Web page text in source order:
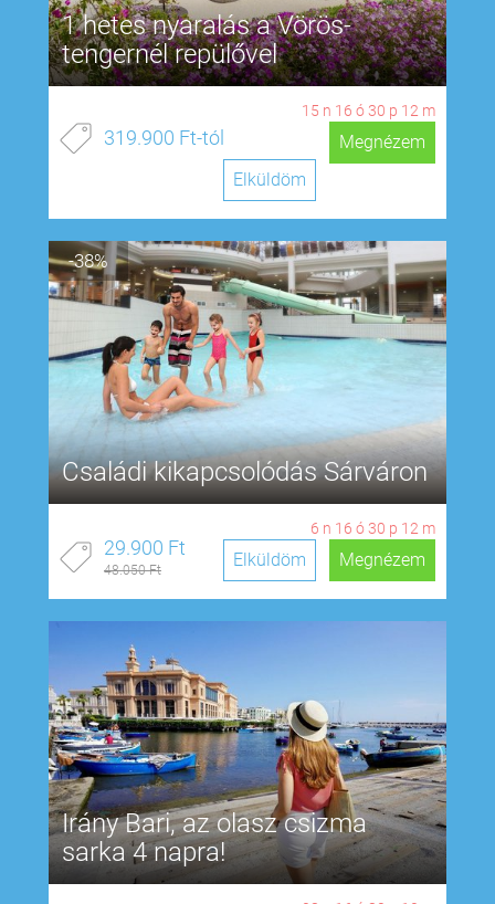
1 hetes nyaralás a Vörös-
tengernél repülővel
15 n 16 ó30 p 11 m
319.900 Ft-tól
Megnézem
Elküldöm
-38%
Családi kikapcsolódás Sárváron
6 n 16 ó30 p 11 m
29.900 Ft
48.050 Ft Megnézem
Elküldöm
Irány Bari, az olasz csizma
sarka 4 napra!